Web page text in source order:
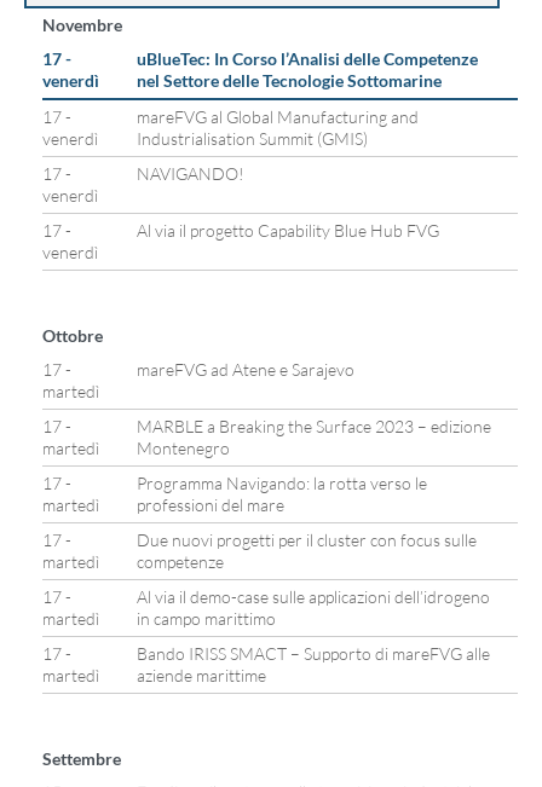
Novembre
17 -
venerdì
uBlueTec: In Corso l’Analisi delle Competenze
nel Settore delle Tecnologie Sottomarine
17 -
venerdì
mareFVG al Global Manufacturing and
Industrialisation Summit (GMIS)
17 -
venerdì
NAVIGANDO!
17 -
venerdì
Al via il progetto Capability Blue Hub FVG
Ottobre
17 -
martedì
mareFVG ad Atene e Sarajevo
17 -
martedì
MARBLE a Breaking the Surface 2023 – edizione
Montenegro
17 -
martedì
Programma Navigando: la rotta verso le
professioni del mare
17 -
martedì
Due nuovi progetti per il cluster con focus sulle
competenze
17 -
martedì
Al via il demo-case sulle applicazioni dell’idrogeno
in campo marittimo
17 -
martedì
Bando IRISS SMACT – Supporto di mareFVG alle
aziende marittime
Settembre